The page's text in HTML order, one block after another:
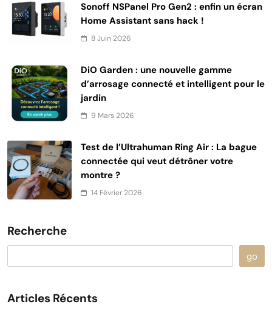
Sonoff NSPanel Pro Gen2 : enfin un écran
Home Assistant sans hack !
8 Juin 2026
DiO Garden : une nouvelle gamme
d’arrosage connecté et intelligent pour le
jardin
9 Mars 2026
Test de l’Ultrahuman Ring Air : La bague
connectée qui veut détrôner votre
montre ?
14 Février 2026
Recherche
go
Articles Récents